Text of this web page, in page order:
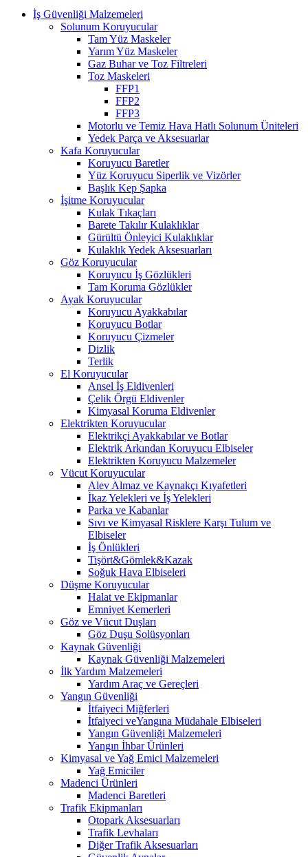
İş Güvenliği Malzemeleri
Solunum Koruyucular
Tam Yüz Maskeler
Yarım Yüz Maskeler
Gaz Buhar ve Toz Filtreleri
Toz Maskeleri
FFP1
FFP2
FFP3
Motorlu ve Temiz Hava Hatlı Solunum Üniteleri
Yedek Parça ve Aksesuarlar
Kafa Koruyucular
Koruyucu Baretler
Yüz Koruyucu Siperlik ve Vizörler
Başlık Kep Şapka
İşitme Koruyucular
Kulak Tıkaçları
Barete Takılır Kulaklıklar
Gürültü Önleyici Kulaklıklar
Kulaklık Yedek Aksesuarları
Göz Koruyucular
Koruyucu İş Gözlükleri
Tam Koruma Gözlükler
Ayak Koruyucular
Koruyucu Ayakkabılar
Koruyucu Botlar
Koruyucu Çizmeler
Dizlik
Terlik
El Koruyucular
Ansel İş Eldivenleri
Çelik Örgü Eldivenler
Kimyasal Koruma Eldivenler
Elektrikten Koruyucular
Elektrikçi Ayakkabılar ve Botlar
Elektrik Arkından Koruyucu Elbiseler
Elektrikten Koruyucu Malzemeler
Vücut Koruyucular
Alev Almaz ve Kaynakçı Kıyafetleri
İkaz Yelekleri ve İş Yelekleri
Parka ve Kabanlar
Sıvı ve Kimyasal Risklere Karşı Tulum ve
Elbiseler
İş Önlükleri
Tişört&Gömlek&Kazak
Soğuk Hava Elbiseleri
Düşme Koruyucular
Halat ve Ekipmanlar
Emniyet Kemerleri
Göz ve Vücut Duşları
Göz Duşu Solüsyonları
Kaynak Güvenliği
Kaynak Güvenliği Malzemeleri
İlk Yardım Malzemeleri
Yardım Araç ve Gereçleri
Yangın Güvenliği
İtfaiyeci Miğferleri
İtfaiyeci veYangına Müdahale Elbiseleri
Yangın Güvenliği Malzemeleri
Yangın İhbar Ürünleri
Kimyasal ve Yağ Emici Malzemeleri
Yağ Emiciler
Madenci Ürünleri
Madenci Baretleri
Trafik Ekipmanları
Otopark Aksesuarları
Trafik Levhaları
Diğer Trafik Aksesuarları